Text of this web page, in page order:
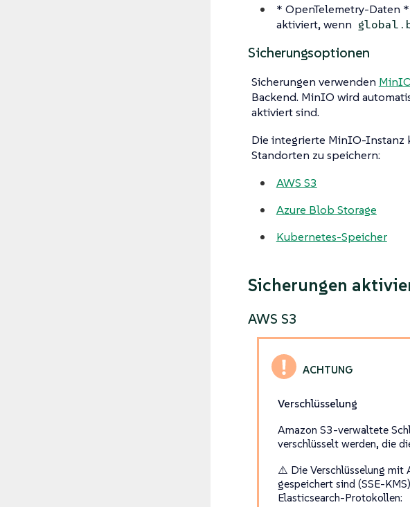
* OpenTelemetry-Daten
aktiviert, wenn
Sicherungsoptionen
Sicherungen verwenden
Backend. MinIO wird
aktiviert sind.
Die integrierte MinIO-Instanz
Standorten zu speichern:
AWS S3
Azure Blob Storage
Kubernetes-Speicher
Sicherungen
AWS S3
Verschlüsselung
Amazon S3-verwaltete
verschlüsselt werden, die
⚠️ Die Verschlüsselung mit
gespeichert sind (SSE-
Elasticsearch-Protokollen: